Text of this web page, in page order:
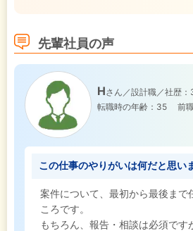
先輩社員の声
Hさん／設計職／社歴：
転職時の年齢：35
前
この仕事のやりがいは何だと思い
案件について、最初から最後まで
ころです。
もちろん、報告・相談は必須です